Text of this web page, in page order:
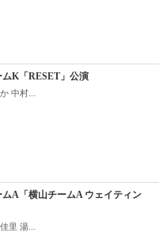
ムK「RESET」公演
中村...
ムA「横山チームA ウェイティン
里 湯...